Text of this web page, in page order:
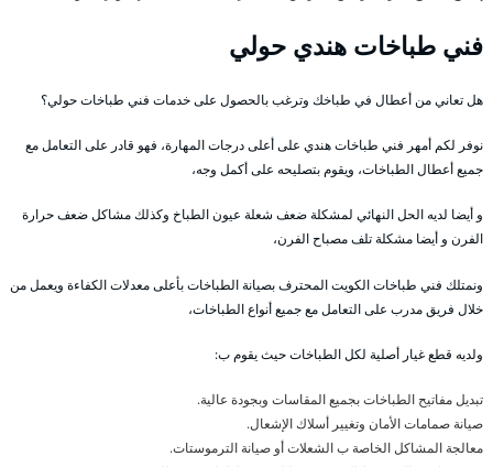
فني طباخات هندي حولي
هل تعاني من أعطال في طباخك وترغب بالحصول على خدمات فني طباخات حولي؟
نوفر لكم أمهر فني طباخات هندي على أعلى درجات المهارة، فهو قادر على التعامل مع
جميع أعطال الطباخات، ويقوم بتصليحه على أكمل وجه،
و أيضا لديه الحل النهائي لمشكلة ضعف شعلة عيون الطباخ وكذلك مشاكل ضعف حرارة
الفرن و أيضا مشكلة تلف مصباح الفرن،
ونمتلك فني طباخات الكويت المحترف بصيانة الطباخات بأعلى معدلات الكفاءة ويعمل من
خلال فريق مدرب على التعامل مع جميع أنواع الطباخات،
ولديه قطع غيار أصلية لكل الطباخات حيث يقوم ب:
تبديل مفاتيح الطباخات بجميع المقاسات وبجودة عالية.
صيانة صمامات الأمان وتغيير أسلاك الإشعال.
معالجة المشاكل الخاصة ب الشعلات أو صيانة الترموستات.